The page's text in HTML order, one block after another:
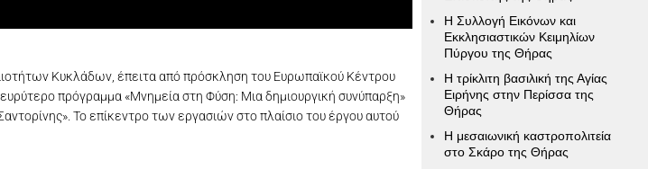
Κυκλάδων, έπειτα από πρόσκληση του Ευρωπαϊκού Κέντρου
πρόγραμμα «Μνημεία στη Φύση: Μια δημιουργική συνύπαρξη»
Το επίκεντρο των εργασιών στο πλαίσιο του έργου αυτού
Η Συλλογή Εικόνων και
Εκκλησιαστικών Κειμηλίων
Πύργου της Θήρας
Η τρίκλιτη βασιλική της Αγίας
Ειρήνης στην Περίσσα της
Θήρας
Η μεσαιωνική καστροπολιτεία
στο Σκάρο της Θήρας